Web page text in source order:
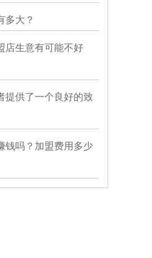
多大？
店生意有可能不好
提供了一个良好的致
钱吗？加盟费用多少